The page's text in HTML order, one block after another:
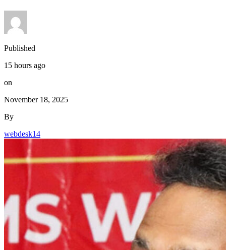
Published
15 hours ago
on
November 18, 2025
By
webdesk14